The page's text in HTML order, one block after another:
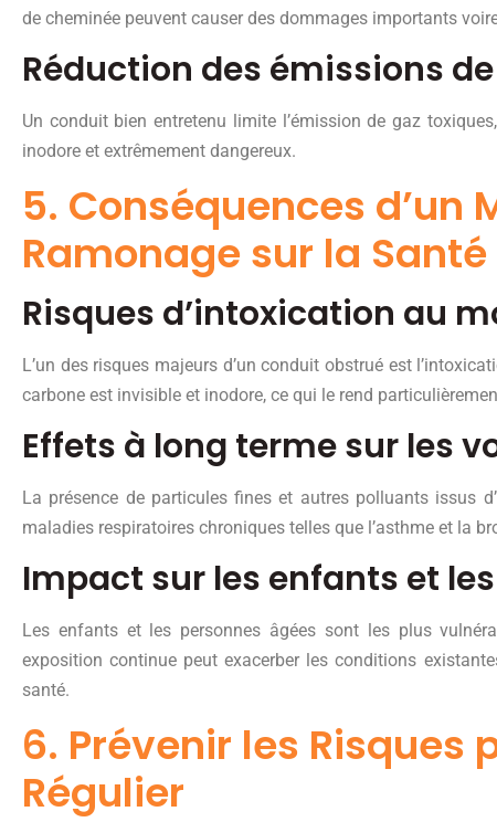
de cheminée peuvent causer des dommages importants
Réduction des émissions
Un conduit bien entretenu limite l’émission de gaz
inodore et extrêmement dangereux.
5. Conséquences d’un
Ramonage sur la Santé
Risques d’intoxication au
L’un des risques majeurs d’un conduit obstrué est
carbone est invisible et inodore, ce qui le rend
Effets à long terme sur les
La présence de particules fines et autres polluants issus
maladies respiratoires chroniques telles que l’asthme et la
Impact sur les enfants et
Les enfants et les personnes âgées sont les plus
exposition continue peut exacerber les conditions
santé.
6. Prévenir les Risques
Régulier